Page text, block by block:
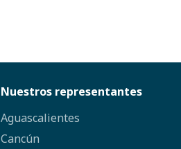
Nuestros representantes
Aguascalientes
Cancún